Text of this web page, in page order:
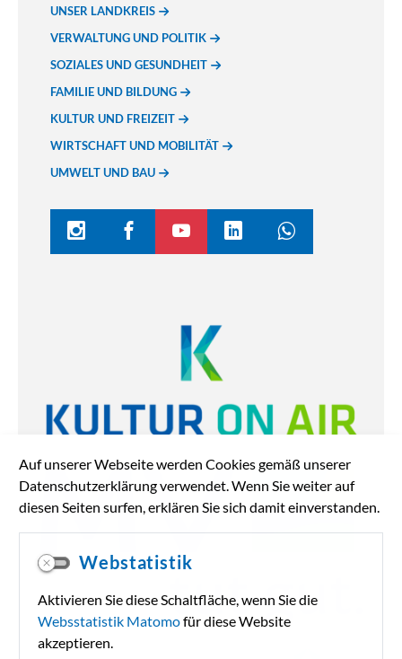
Auf unserer Webseite werden Cookies gemäß unserer
Datenschutzerklärung verwendet. Wenn Sie weiter auf
diesen Seiten surfen, erklären Sie sich damit einverstanden.
Webstatistik
Aktivieren Sie diese Schaltfläche, wenn Sie die
Websstatistik Matomofür diese Website
akzeptieren.
UNSER LANDKREIS
VERWALTUNG UND POLITIK
SOZIALES UND GESUNDHEIT
FAMILIE UND BILDUNG
KULTUR UND FREIZEIT
WIRTSCHAFT UND MOBILITÄT
UMWELT UND BAU